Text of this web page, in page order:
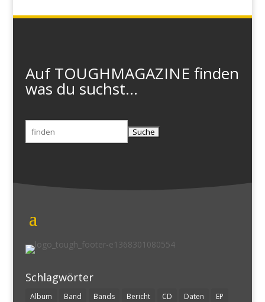
Auf TOUGHMAGAZINE finden
was du suchst...
Suchen
nach:
Schlagwörter
Album Band Bands Bericht CD Daten EP